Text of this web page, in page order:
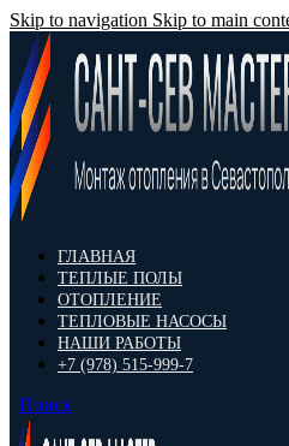
Skip to navigation Skip to main
ГЛАВНАЯ
ТЕПЛЫЕ ПОЛЫ
ОТОПЛЕНИЕ
ТЕПЛОВЫЕ НАСОСЫ
НАШИ РАБОТЫ
+7 (978) 515-999-7
Поиск